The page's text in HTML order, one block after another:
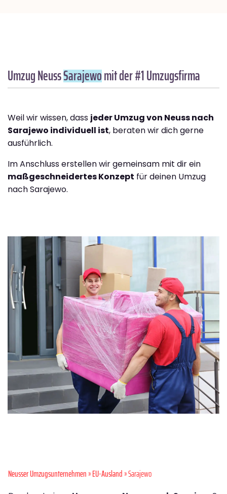
Umzug NeussSarajewomit der #1 Umzugsfirma
Weil wir wissen, dass jeder Umzug von Neuss nach
Sarajewo individuell ist, beraten wir dich gerne
ausführlich.
Im Anschluss erstellen wir gemeinsam mit dir ein
maßgeschneidertes Konzept für deinen Umzug
nach Sarajewo.
Neusser Umzugsunternehmen»EU-Ausland» Sarajewo